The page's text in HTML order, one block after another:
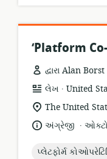
‘Platform
દ્વારા Alan Borst
સંસાધન
બંધારણ:
લેખ .
પ્રકાશક:
United
સુસંગતતા
સ્થાન:
The United
ભાષા:અંગ્રેજી .
પ્રકાશન
topic:
પ્લેટફોર્મ